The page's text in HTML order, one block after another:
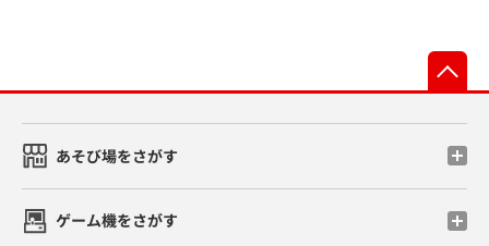
あそび場をさがす
ゲーム機をさがす